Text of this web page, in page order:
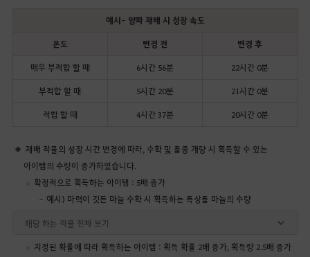
예시- 양파 재배 시 성장 속도
온도 변경 전 변경 후
매우 부적합 할 때 6시간 56분 22시간 0분
부적합 할 때 5시간 20분 21시간 0분
적합 할 때 4시간 37분 20시간 0분
재배 작물의 성장 시간 변경에 따라, 수확 및 품종 개량 시 획득할 수 있는
아이템의 수량이 증가하였습니다.
확정적으로 획득하는 아이템 : 5배 증가
예시) 마력이 깃든 마늘 수확 시 획득하는 특상품 마늘의 수량
해당 하는 작물 전체 보기
지정된 확률에 따라 획득하는 아이템 : 획득 확률 2배 증가, 획득량 2.5배 증가